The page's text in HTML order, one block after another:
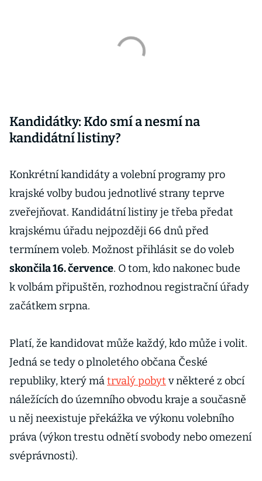
Kandidátky: Kdo smí a nesmí na
kandidátní listiny?
Konkrétní kandidáty a volební programy pro
krajské volby budou jednotlivé strany teprve
zveřejňovat. Kandidátní listiny je třeba předat
krajskému úřadu nejpozději 66 dnů před
termínem voleb. Možnost přihlásit se do voleb
skončila 16. července. O tom, kdo nakonec bude
k volbám připuštěn, rozhodnou registrační úřady
začátkem srpna.
Platí, že kandidovat může každý, kdo může i volit.
Jedná se tedy o plnoletého občana České
republiky, který mátrvalý pobyt v některé z obcí
náležících do územního obvodu kraje a současně
u něj neexistuje překážka ve výkonu volebního
práva (výkon trestu odnětí svobody nebo omezení
svéprávnosti).